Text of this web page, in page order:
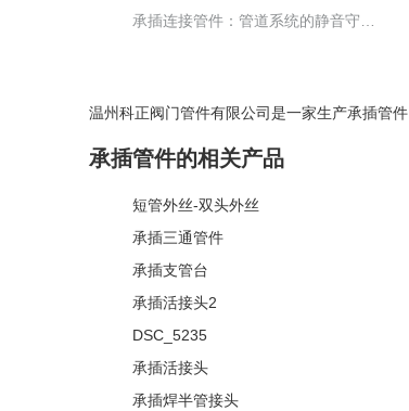
温州科正阀门管件有限公司是一家生产承插管件
承插管件的相关产品
短管外丝-双头外丝
承插三通管件
承插支管台
承插活接头2
DSC_5235
承插活接头
承插焊半管接头